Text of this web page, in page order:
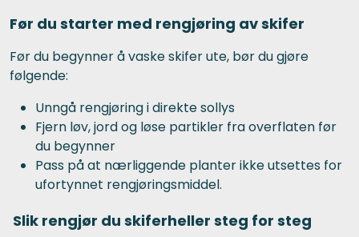
Før du starter med rengjøring av skifer
Før du begynner å vaske skifer ute, bør du gjøre
følgende:
Unngå rengjøring i direkte sollys
Fjern løv, jord og løse partikler fra overflaten før
du begynner
Pass på at nærliggende planter ikke utsettes for
ufortynnet rengjøringsmiddel.
Slik rengjør du skiferheller steg for steg